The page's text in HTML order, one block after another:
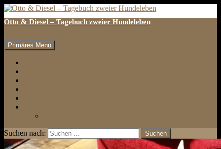
Otto & Diesel – Tagebuch zweier Hundeleben
Primäres Menü
Suchen nach: